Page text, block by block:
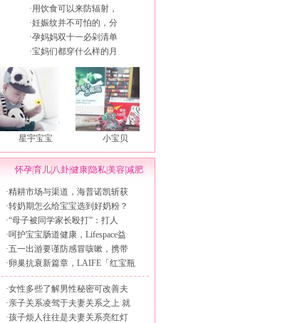
·用饮食可以来防辐射，
·妊娠纹并不可怕的，分
·孕妈妈双十一必剁清单
·宝妈们都穿什么样的月
星宇宝宝 小宝贝
怀孕|育儿| 八卦|健康| 隐私|美容|减肥
·精耕市场与渠道，海普诺凯斩获
·转奶期怎么给宝宝选到好奶粉？
·“母子被同学家长殴打”：打人
·呵护宝宝肠道健康，Lifespace益
·五一出游要谨防感冒咳嗽，携带
·卵巢抗衰新篇章，LAIFE「红宝瓶
·女性多些了解男性秘密可改善夫
·亲子关系凌驾于夫妻关系之上 就
·孩子烦人往往是夫妻关系亮红灯